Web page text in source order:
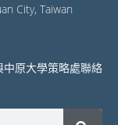
City, Taiwan
原大學策略處聯絡